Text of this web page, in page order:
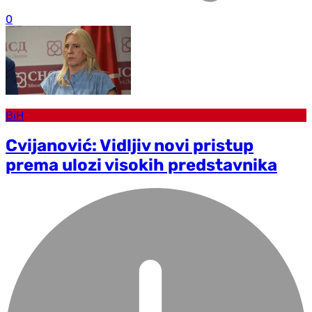
0
BiH
Cvijanović: Vidljiv novi pristup
prema ulozi visokih predstavnika